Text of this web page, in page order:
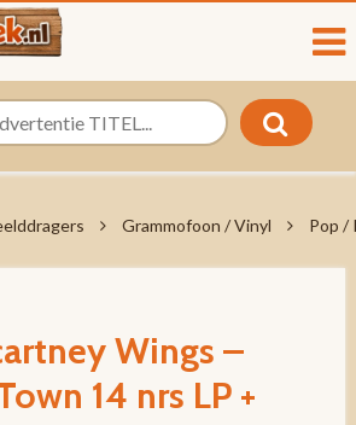
Grammofoon / Vinyl Pop /
Wings –
14 nrs LP +